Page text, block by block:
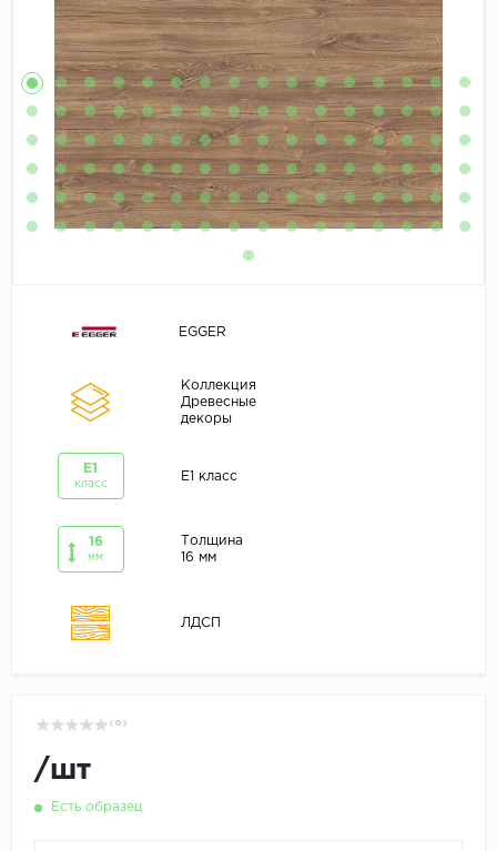
EGGER
Коллекция
Древесные
декоры
E1
класс
E1 класс
16
мм
Толщина
16 мм
ЛДСП
( 0 )
/шт
Есть образец